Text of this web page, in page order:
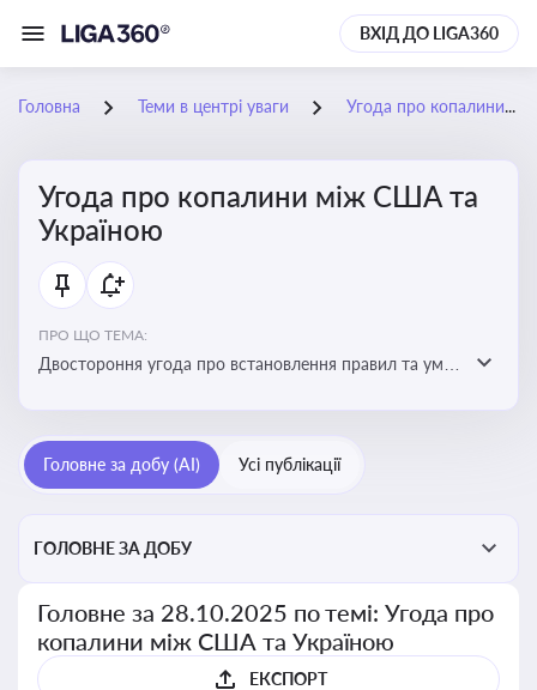
ВХІД ДО LIGA360
Головна Теми в центрі уваги Угода про копалини між США та Україною
Угода про копалини між США та
Україною
ПРО ЩО ТЕМА:
Двостороння угода про встановлення правил та умов
перспективи України
Головне за добу (AI) Усі публікації
ГОЛОВНЕ ЗА ДОБУ
Головне за 28.10.2025 по темі: Угода про
копалини між США та Україною
ЕКСПОРТ